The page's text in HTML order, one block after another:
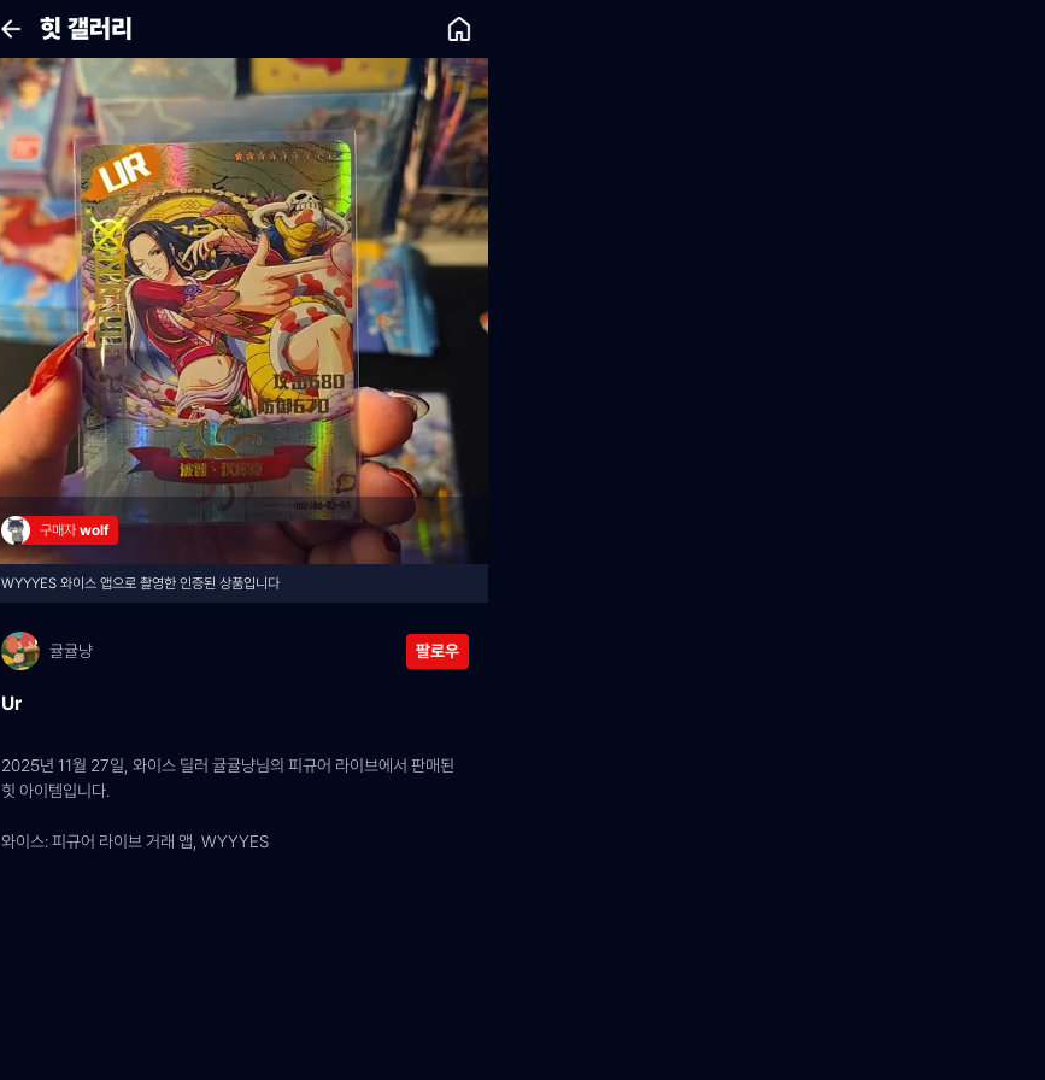
힛 갤러리
구매자 wolf
WYYYES 와이스 앱으로 촬영한 인증된 상품입니다
귤귤냥 팔로우
Ur
2025년 11월 27일, 와이스 딜러 귤귤냥님의 피규어 라이브에서 판매된
힛 아이템입니다.
와이스: 피규어 라이브 거래 앱, WYYYES